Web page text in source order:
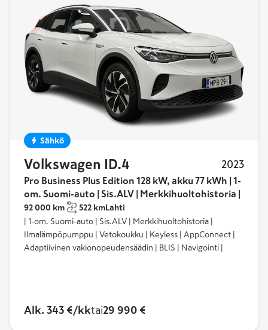
Sähkö
Volkswagen ID.4 2023
Pro Business Plus Edition 128 kW, akku 77 kWh | 1-
om. Suomi-auto | Sis.ALV | Merkkihuoltohistoria |
92 000 km 522 km Lahti
| 1-om. Suomi-auto | Sis.ALV | Merkkihuoltohistoria |
Ilmalämpöpumppu | Vetokoukku | Keyless | AppConnect |
Adaptiivinen vakionopeudensäädin | BLIS | Navigointi |
Alk. 343 €/kktai29 990 €